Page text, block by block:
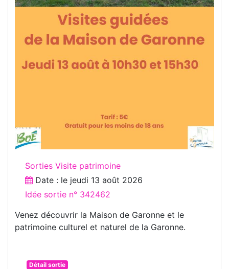
Sorties Visite patrimoine
Date : le jeudi 13 août 2026
Idée sortie n° 342462
Venez découvrir la Maison de Garonne et le
patrimoine culturel et naturel de la Garonne.
Détail sortie